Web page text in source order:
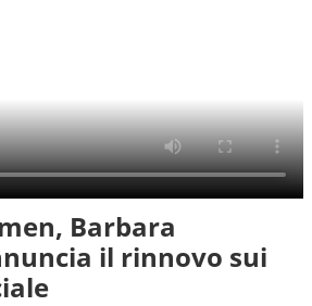
Barbara
il rinnovo sui